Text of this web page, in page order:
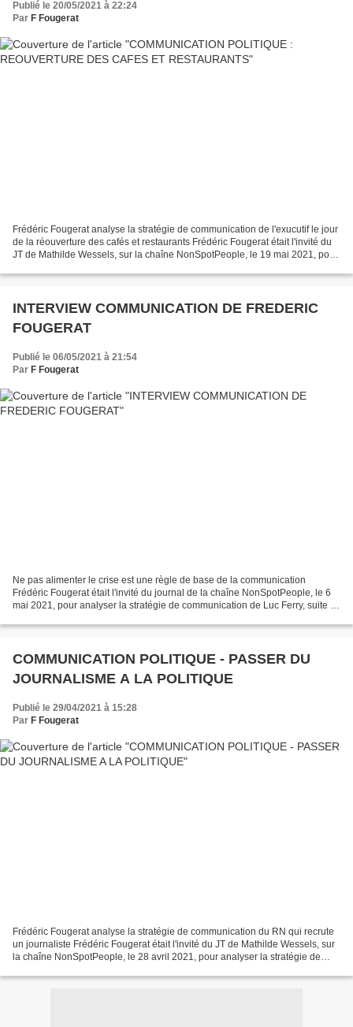
Publié le 20/05/2021 à 22:24
Par F Fougerat
Frédéric Fougerat analyse la stratégie de communication de l'exucutif le jour
de la réouverture des cafés et restaurants Frédéric Fougerat était l'invité du
JT de Mathilde Wessels, sur la chaîne NonSpotPeople, le 19 mai 2021, pour
INTERVIEW COMMUNICATION DE FREDERIC
FOUGERAT
Publié le 06/05/2021 à 21:54
Par F Fougerat
Ne pas alimenter le crise est une règle de base de la communication
Frédéric Fougerat était l'invité du journal de la chaîne NonSpotPeople, le 6
mai 2021, pour analyser la stratégie de communication de Luc Ferry, suite à
COMMUNICATION POLITIQUE - PASSER DU
JOURNALISME A LA POLITIQUE
Publié le 29/04/2021 à 15:28
Par F Fougerat
Frédéric Fougerat analyse la stratégie de communication du RN qui recrute
un journaliste Frédéric Fougerat était l'invité du JT de Mathilde Wessels, sur
la chaîne NonSpotPeople, le 28 avril 2021, pour analyser la stratégie de